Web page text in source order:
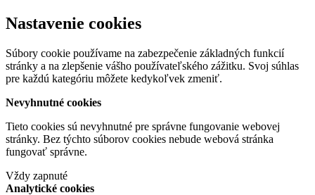
Nastavenie cookies
Súbory cookie používame na zabezpečenie základných funkcií
stránky a na zlepšenie vášho používateľského zážitku. Svoj súhlas
pre každú kategóriu môžete kedykoľvek zmeniť.
Nevyhnutné cookies
Tieto cookies sú nevyhnutné pre správne fungovanie webovej
stránky. Bez týchto súborov cookies nebude webová stránka
fungovať správne.
Vždy zapnuté
Analytické cookies